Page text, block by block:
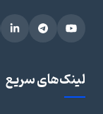
لینک‌های سریع